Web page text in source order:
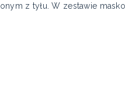
z tyłu. W zestawie